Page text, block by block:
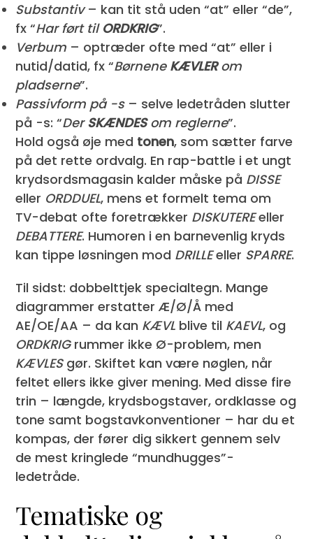
Substantiv– kan tit stå uden “at” eller “de”,
fx “Har ført til ORDKRIG”.
Verbum – optræder ofte med “at” eller i
nutid/datid, fx “Børnene KÆVLERom
pladserne”.
Passivform på -s– selve ledetråden slutter
på -s: “Der SKÆNDESom reglerne”.
Hold også øje med tonen, som sætter farve
på det rette ordvalg. En rap-battle i et ungt
krydsordsmagasin kalder måske på DISSE
eller ORDDUEL, mens et formelt tema om
TV-debat ofte foretrækker DISKUTEREeller
DEBATTERE. Humoren i en barnevenlig kryds
kan tippe løsningen mod DRILLEeller SPARRE.
Til sidst: dobbelttjek specialtegn. Mange
diagrammer erstatter Æ/Ø/Å med
AE/OE/AA – da kan KÆVL blive til KAEVL, og
ORDKRIGrummer ikke Ø-problem, men
KÆVLESgør. Skiftet kan være nøglen, når
feltet ellers ikke giver mening. Med disse fire
trin – længde, krydsbogstaver, ordklasse og
tone samt bogstavkonventioner – har du et
kompas, der fører dig sikkert gennem selv
de mest kringlede “mundhugges”-
ledetråde.
Tematiske og